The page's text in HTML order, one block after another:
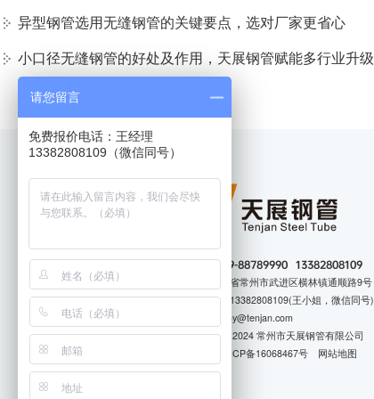
异型钢管选用无缝钢管的关键要点，选对厂家更省心
小口径无缝钢管的好处及作用，天展钢管赋能多行业升级
电话：0519-88789990 13382808109
地址：江苏省常州市武进区横林镇通顺路9号
手机号码：13382808109(王小姐，微信同号)
邮箱：Sunny@tenjan.com
版权所有 © 2024 常州市天展钢管有限公司
苏ICP备16068467号 网站地图
请您留言
免费报价电话：王经理
13382808109（微信同号）